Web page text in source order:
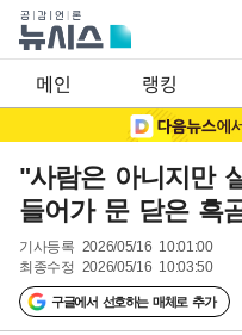
메인 랭킹
"사람은 아니지만
들어가 문 닫은 흑
기사등록 2026/05/16 10:01:00
최종수정 2026/05/16 10:03:50
구글에서 선호하는 매체로 추가